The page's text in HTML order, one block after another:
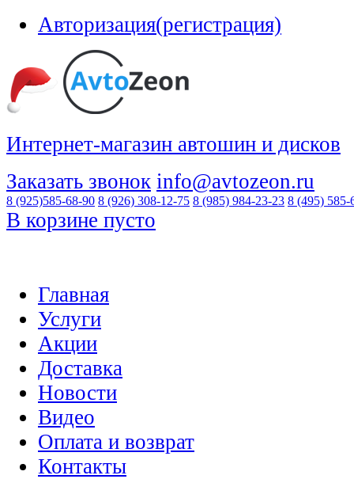
Авторизация(регистрация)
Интернет-магазин автошин и дисков
Заказать звонок info@avtozeon.ru
8 (925)585-68-90 8 (926) 308-12-75 8 (985) 984-23-23 8 (495) 585-
В корзине пусто
Главная
Услуги
Акции
Доставка
Новости
Видео
Оплата и возврат
Контакты